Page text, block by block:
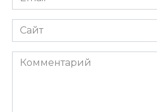
*
Сайт
Комментарий